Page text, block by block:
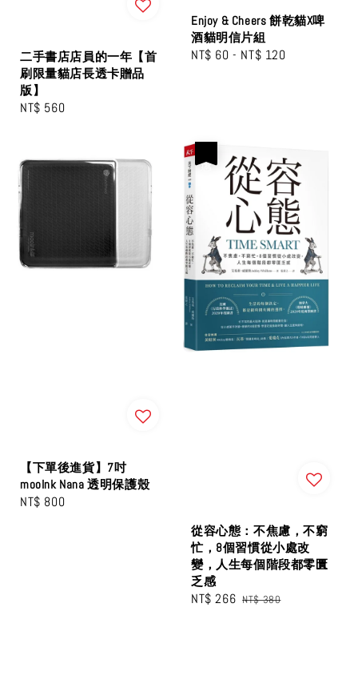
二手書店店員的一年【首
刷限量貓店長透卡贈品
版】
Regular
NT$ 560
Enjoy & Cheers 餅乾貓X啤
酒貓明信片組
Regular
NT$ 60 - NT$ 120
【下單後進貨】7吋
mooInk Nana 透明保護殼
Regular
NT$ 800
從容心態：不焦慮，不窮
忙，8個習慣從小處改
變，人生每個階段都零匱
乏感
Sale
NT$ 266 Regular
NT$ 380